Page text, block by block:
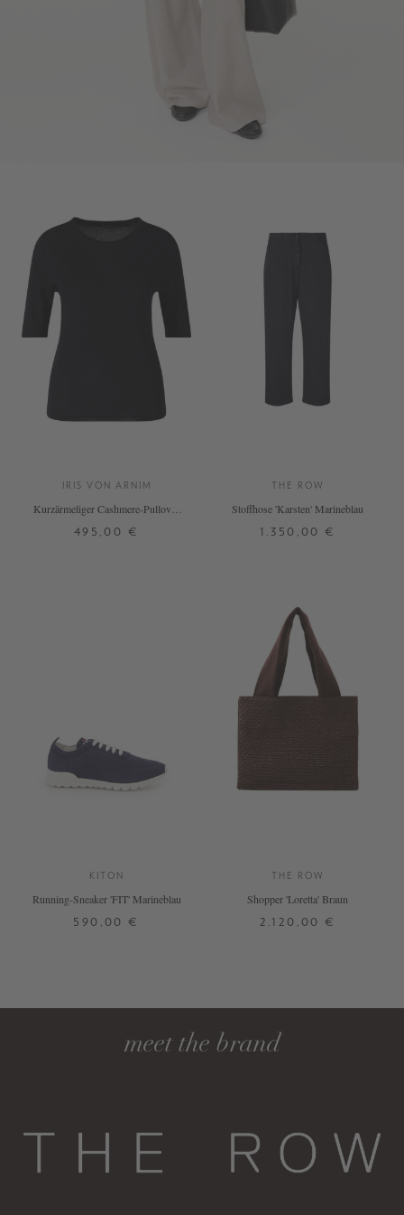
IRIS VON ARNIM
Kurzärmeliger Cashmere-Pullover
495,00 €
THE ROW
Stoffhose 'Karsten' Marineblau
1.350,00 €
DETAILS
KITON
Running-Sneaker 'FIT' Marineblau
590,00 €
DETAILS
THE ROW
Shopper 'Loretta' Braun
2.120,00 €
DETAILS
meet the brand